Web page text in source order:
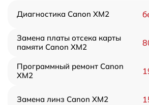
Диагностика Canon XM2
Замена платы отсека карты
памяти Canon XM2
Программный ремонт Canon
XM2
Замена линз Canon XM2